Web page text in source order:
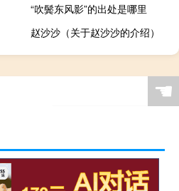
“吹鬓东风影”的出处是哪里
赵沙沙（关于赵沙沙的介绍）
☚